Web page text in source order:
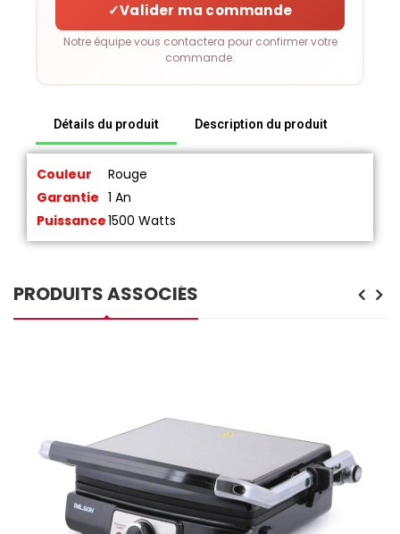
✓Valider ma commande
Notre équipe vous contactera pour confirmer votre
commande.
Détails du produit Description du produit
Couleur
Rouge
Garantie 1 An
Puissance1500 Watts
PRODUITS ASSOCIÉS